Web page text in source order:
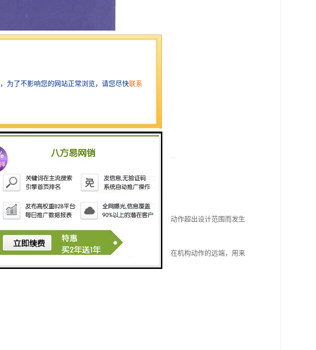
是用来给出机构动作到位信号的。限位开关是防止机构动作超出设计范围而发生
作后，给出信号，进行别的相关动作。限限位开关安装在机构动作的远端，用来